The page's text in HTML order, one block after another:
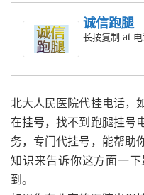
诚信跑腿
长按复制 at
北大人民医院代挂电话，
在挂号，找不到跑腿挂号
务，专门代挂号，能帮助
知识来告诉你这方面一
到。